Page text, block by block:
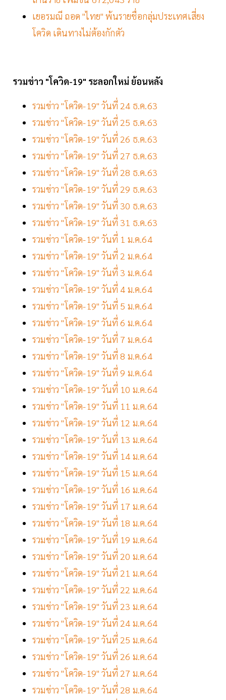
เยอรมณี ถอด "ไทย" พ้นรายชื่อกลุ่มประเทศเสี่ยง
โควิด เดินทางไม่ต้องกักตัว
รวมข่าว "โควิด-19" ระลอกใหม่ ย้อนหลัง
รวมข่าว "โควิด-19" วันที่ 24 ธ.ค.63
รวมข่าว "โควิด-19" วันที่ 25 ธ.ค.63
รวมข่าว "โควิด-19" วันที่ 26 ธ.ค.63
รวมข่าว "โควิด-19" วันที่ 27 ธ.ค.63
รวมข่าว "โควิด-19" วันที่ 28 ธ.ค.63
รวมข่าว "โควิด-19" วันที่ 29 ธ.ค.63
รวมข่าว "โควิด-19" วันที่ 30 ธ.ค.63
รวมข่าว "โควิด-19" วันที่ 31 ธ.ค.63
รวมข่าว "โควิด-19" วันที่ 1 ม.ค.64
รวมข่าว "โควิด-19" วันที่ 2 ม.ค.64
รวมข่าว "โควิด-19" วันที่ 3 ม.ค.64
รวมข่าว "โควิด-19" วันที่ 4 ม.ค.64
รวมข่าว "โควิด-19" วันที่ 5 ม.ค.64
รวมข่าว "โควิด-19" วันที่ 6 ม.ค.64
รวมข่าว "โควิด-19" วันที่ 7 ม.ค.64
รวมข่าว "โควิด-19" วันที่ 8 ม.ค.64
รวมข่าว "โควิด-19" วันที่ 9 ม.ค.64
รวมข่าว "โควิด-19" วันที่ 10 ม.ค.64
รวมข่าว "โควิด-19" วันที่ 11 ม.ค.64
รวมข่าว "โควิด-19" วันที่ 12 ม.ค.64
รวมข่าว "โควิด-19" วันที่ 13 ม.ค.64
รวมข่าว "โควิด-19" วันที่ 14 ม.ค.64
รวมข่าว "โควิด-19" วันที่ 15 ม.ค.64
รวมข่าว "โควิด-19" วันที่ 16 ม.ค.64
รวมข่าว "โควิด-19" วันที่ 17 ม.ค.64
รวมข่าว "โควิด-19" วันที่ 18 ม.ค.64
รวมข่าว "โควิด-19" วันที่ 19 ม.ค.64
รวมข่าว "โควิด-19" วันที่ 20 ม.ค.64
รวมข่าว "โควิด-19" วันที่ 21 ม.ค.64
รวมข่าว "โควิด-19" วันที่ 22 ม.ค.64
รวมข่าว "โควิด-19" วันที่ 23 ม.ค.64
รวมข่าว "โควิด-19" วันที่ 24 ม.ค.64
รวมข่าว "โควิด-19" วันที่ 25 ม.ค.64
รวมข่าว "โควิด-19" วันที่ 26 ม.ค.64
รวมข่าว "โควิด-19" วันที่ 27 ม.ค.64
รวมข่าว "โควิด-19" วันที่ 28 ม.ค.64